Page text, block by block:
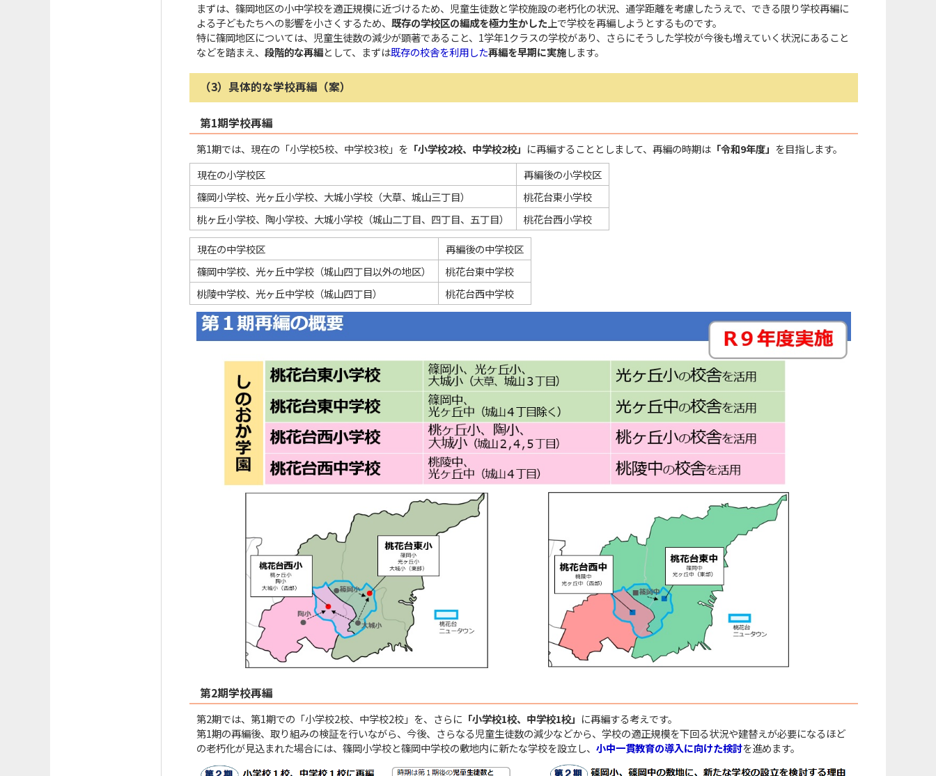
まずは、篠岡地区の小中学校を適正規模に近づけるため、児童生徒数と学校施設の老朽化の状況、通学距離を考慮したうえで、できる限り学校再編に
よる子どもたちへの影響を小さくするため、 既存の学校区の編成を極力生かした上で学校を再編しようとするものです。
特に篠岡地区については、児童生徒数の減少が顕著であること、1学年1クラスの学校があり、さらにそうした学校が今後も増えていく状況にあること
などを踏まえ、 段階的な再編として、まずは既存の校舎を利用した再編を早期に実施します。
（3）具体的な学校再編（案）
第1期学校再編
第1期では、現在の「小学校5校、中学校3校」を 「小学校2校、中学校2校」 に再編することとしまして、再編の時期は 「令和9年度」 を目指します。
現在の小学校区
再編後の小学校区
篠岡小学校、光ヶ丘小学校、大城小学校（大草、城山三丁目）
桃花台東小学校
桃ヶ丘小学校、陶小学校、大城小学校（城山二丁目、四丁目、五丁目）
桃花台西小学校
現在の中学校区
再編後の中学校区
篠岡中学校、光ヶ丘中学校（城山四丁目以外の地区）
桃花台東中学校
桃陵中学校、光ヶ丘中学校（城山四丁目）
桃花台西中学校
第2期学校再編
第2期では、第1期での「小学校2校、中学校2校」を、さらに 「小学校1校、中学校1校」 に再編する考えです。
第1期の再編後、取り組みの検証を行いながら、今後、さらなる児童生徒数の減少などから、学校の適正規模を下回る状況や建替えが必要になるほど
の老朽化が見込まれた場合には、篠岡小学校と篠岡中学校の敷地内に新たな学校を設立し、 小中一貫教育の導入に向けた検討を進めます。